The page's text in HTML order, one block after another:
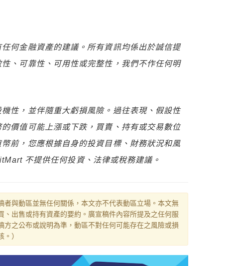
何金融資產的建議。所有資訊均係出於誠信提
、可靠性、可用性或完整性，我們不作任何明
性，並伴隨重大虧損風險。過往表現、假設性
價值可能上漲或下跌，買賣、持有或交易數位
前，您應根據自身的投資目標、財務狀況和風
不提供任何投資、法律或稅務建議。
者與動區並無任何關係，本文亦不代表動區立場。本文無
出售或持有資產的要約。廣宣稿件內容所提及之任何服
之公布或說明為準，動區不對任何可能存在之風險或損
）